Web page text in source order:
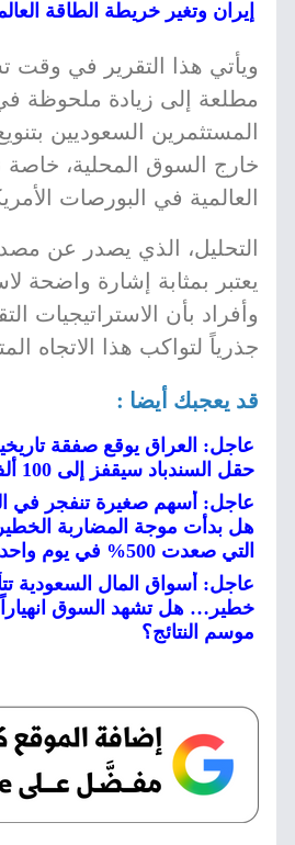
إيران وتغير خريطة الطاقة
ويأتي هذا التقرير في وقت
مطلعة إلى زيادة ملحوظة
المستثمرين السعوديين
خارج السوق المحلية،
العالمية في البورصات
التحليل، الذي يصدر عن
يعتبر بمثابة إشارة واضحة
وأفراد بأن الاستراتيجيات
جذرياً لتواكب هذا الاتجاه
قد يعجبك أيضا :
عاجل: العراق يوقع صفقة
حقل السندباد سيقفز إلى 100 ألف برميل يومياً!
عاجل: أسهم صغيرة تنفجر في
هل بدأت موجة المضاربة
التي صعدت 500% في يوم واحد!
عاجل: أسواق المال السعودية
خطير… هل تشهد السوق انهياراً
موسم النتائج؟